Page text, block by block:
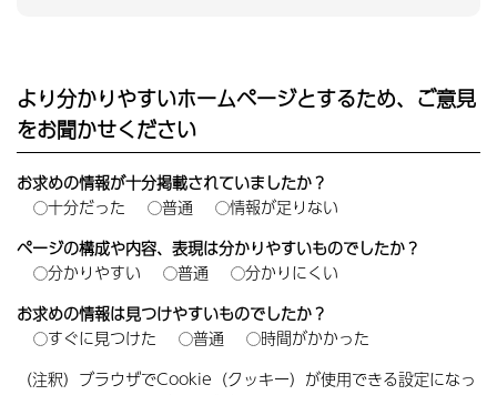
より分かりやすいホームページとするため、ご意見
をお聞かせください
お求めの情報が十分掲載されていましたか？
十分だった
普通
情報が足りない
ページの構成や内容、表現は分かりやすいものでしたか？
分かりやすい
普通
分かりにくい
お求めの情報は見つけやすいものでしたか？
すぐに見つけた
普通
時間がかかった
（注釈）ブラウザでCookie（クッキー）が使用できる設定になっ